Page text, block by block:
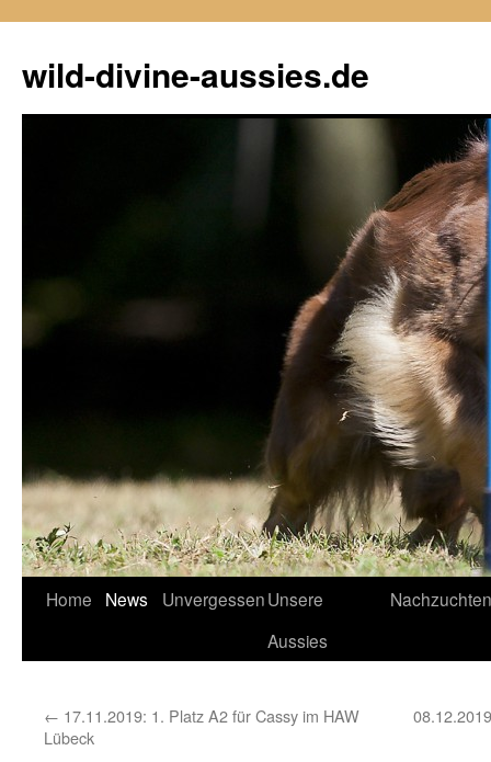
springen
wild-divine-aussies.de
Home News UnvergessenUnsere
Aussies
Nachzuchten
← 17.11.2019: 1. Platz A2 für Cassy im HAW
Lübeck